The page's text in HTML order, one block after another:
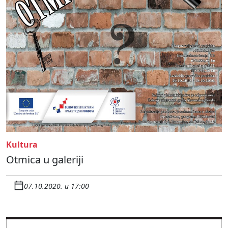
Kultura
Otmica u galeriji
07.10.2020. u 17:00